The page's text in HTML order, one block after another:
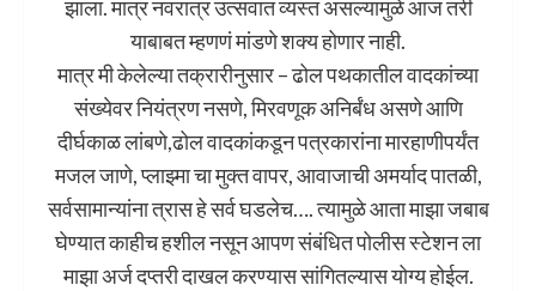
झाला. मात्र नवरात्र उत्सवात व्यस्त असल्यामुळे आज तरी
याबाबत म्हणणं मांडणे शक्य होणार नाही.
मात्र मी केलेल्या तक्रारीनुसार – ढोल पथकातील वादकांच्या
संख्येवर नियंत्रण नसणे, मिरवणूक अनिर्बंध असणे आणि
दीर्घकाळ लांबणे,ढोल वादकांकडून पत्रकारांना मारहाणीपर्यंत
मजल जाणे, प्लाझ्मा चा मुक्त वापर, आवाजाची अमर्याद पातळी,
सर्वसामान्यांना त्रास हे सर्व घडलेच…. त्यामुळे आता माझा जबाब
घेण्यात काहीच हशील नसून आपण संबंधित पोलीस स्टेशन ला
माझा अर्ज दप्तरी दाखल करण्यास सांगितल्यास योग्य होईल.